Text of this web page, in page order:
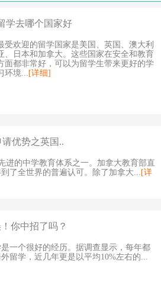
学去哪个国家好
受欢迎的留学国家是美国、英国、澳大利
、日本和加拿大。这些国家在安全和教育
面都非常好，可以为留学生带来更好的学
环境... [详细]
优势之英国..
进的中学教育体系之一。加拿大教育部直
了全世界的普遍认可。除了加拿大... [详
你中招了吗？
一个很好的经历。据调查显示，每年都
留学，近几年更是以平均10%左右的...